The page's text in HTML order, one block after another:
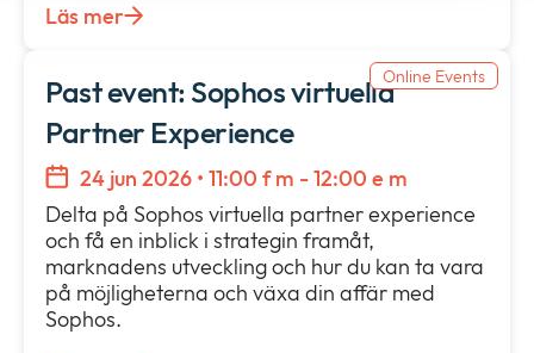
Läs mer
Online Events
Past event: Sophos virtuella
Partner Experience
24 jun 2026 • 11:00 f m - 12:00 e m
Delta på Sophos virtuella partner experience
och få en inblick i strategin framåt,
marknadens utveckling och hur du kan ta vara
på möjligheterna och växa din affär med
Sophos.